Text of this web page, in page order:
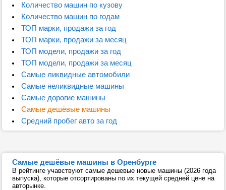
Количество машин по кузову
Количество машин по годам
ТОП марки, продажи за год
ТОП марки, продажи за месяц
ТОП модели, продажи за год
ТОП модели, продажи за месяц
Самые ликвидные автомобили
Самые неликвидные машины
Самые дорогие машины
Самые дешёвые машины
Средний пробег авто за год
Самые дешёвые машины в Оренбурге
В рейтинге учавствуют самые дешевые новые машины (2026 года
выпуска), которые отсортированы по их текущей средней цене на
авторынке.